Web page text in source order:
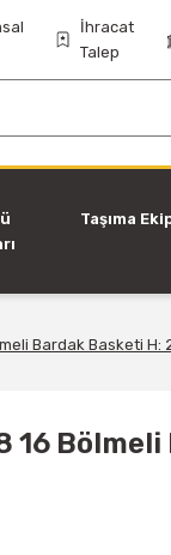
İhracat
Talep
Taşıma
Bardak Basketi H:
16